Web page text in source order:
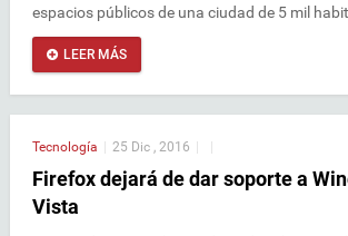
espacios públicos de una ciudad de 5 mil
LEER MÁS
Tecnología 25 Dic , 2016
Firefox dejará de dar soporte a
Vista